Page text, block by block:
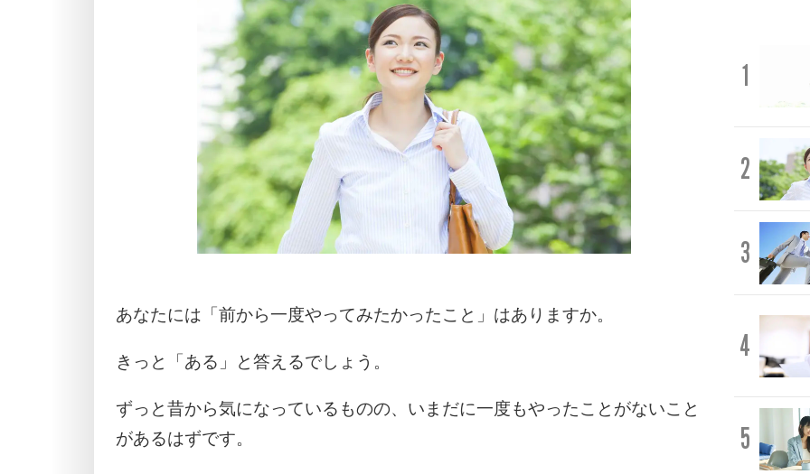
あなたには「前から一度やってみたかったこと」はありますか。
きっと「ある」と答えるでしょう。
ずっと昔から気になっているものの、いまだに一度もやったことがないこと
があるはずです。
1
2
3
4
5